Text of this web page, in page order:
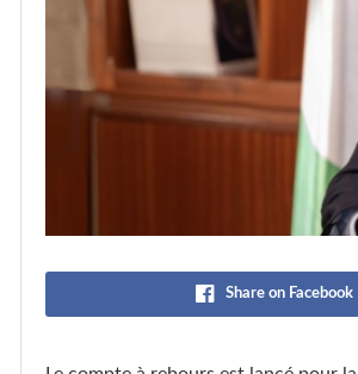
Share on Facebook